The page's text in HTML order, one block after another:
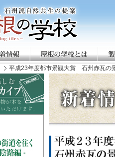
平成23年度都市景観大賞 石州赤瓦の